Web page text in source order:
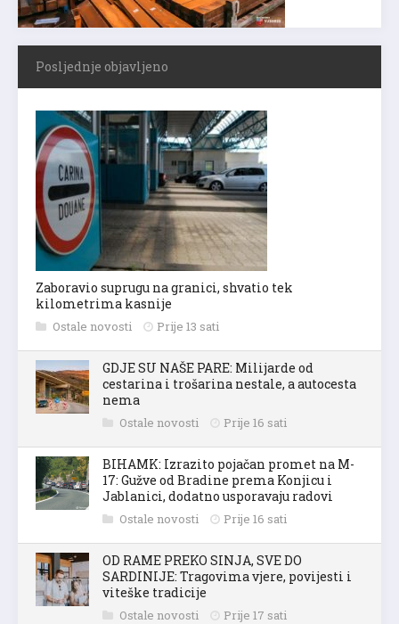
Posljednje objavljeno
Zaboravio suprugu na granici, shvatio tek
kilometrima kasnije
Ostale novosti Prije 13 sati
GDJE SU NAŠE PARE: Milijarde od
cestarina i trošarina nestale, a autocesta
nema
Ostale novosti Prije 16 sati
BIHAMK: Izrazito pojačan promet na M-
17: Gužve od Bradine prema Konjicu i
Jablanici, dodatno usporavaju radovi
Ostale novosti Prije 16 sati
OD RAME PREKO SINJA, SVE DO
SARDINIJE: Tragovima vjere, povijesti i
viteške tradicije
Ostale novosti Prije 17 sati